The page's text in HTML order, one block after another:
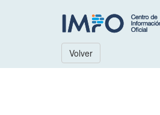
Volver